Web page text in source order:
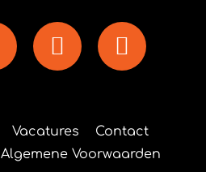
Vacatures
Contact
Algemene Voorwaarden